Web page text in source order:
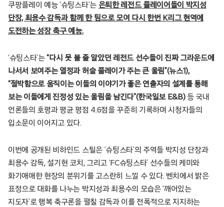
쿠팡플레이 예능 ‘슈팅스타’는 은퇴한 레전드 플레이어들이 박지성
단장, 최용수 감독과 함께 한 팀으로 모여 다시 한번 K리그 현역에
도전하는 성장 축구 예능.
‘슈팅스타’는“다시 못 볼 줄 알았던 레전드 선수들이 진짜 그라운드에
나서서 보여주는 열정과 허슬 플레이가 주는 큰 울림”(뉴스1),
“절박함으로 움직이는 이들의 이야기가 좋은 연출자의 설계를 통해
보는 이들에게 진정성 있는 울림을 남긴다”(한국일보 E&B) 등 국내
언론들의 호평과 평균 평점 4.6점을 꾸준히 기록하며 시청자들의
입소문이 이어지고 있다.
이번에 공개된 비하인드 스틸은 ‘슈팅스타’의 주역들 박지성 단장과
최용수 감독, 설기현 코치, 그리고 ‘FC슈팅스타’ 선수들의 케미와
화기애애한 현장의 분위기를 고스란히 느낄 수 있다. 벤치에서 밝은
표정으로 대화를 나누는 박지성과 최용수의 모습은 ‘깨어있는
지도자’로 행복 축구론을 펼칠 감독과 이를 전폭적으로 지지하는